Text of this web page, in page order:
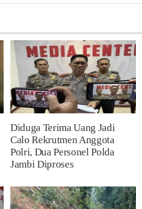
Diduga Terima Uang Jadi
Calo Rekrutmen Anggota
Polri, Dua Personel Polda
Jambi Diproses